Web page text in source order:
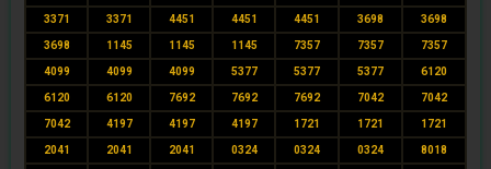
3371 3371 4451 4451 4451 3698 3698
3698 1145 1145 1145 7357 7357 7357
4099 4099 4099 5377 5377 5377 6120
6120 6120 7692 7692 7692 7042 7042
7042 4197 4197 4197 1721 1721 1721
2041 2041 2041 0324 0324 0324 8018